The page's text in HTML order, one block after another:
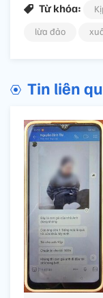
Từ khóa:
lừa đảo
Tin liên